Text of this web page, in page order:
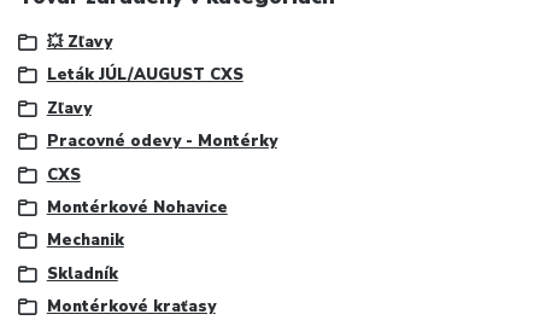
💥 Zľavy
Leták JÚL/AUGUST CXS
Zľavy
Pracovné odevy - Montérky
CXS
Montérkové Nohavice
Mechanik
Skladník
Montérkové kraťasy